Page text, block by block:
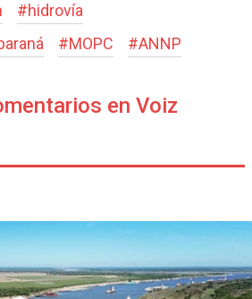
#hidrovía
#MOPC #ANNP
en Voiz